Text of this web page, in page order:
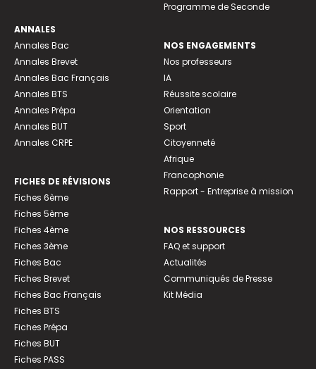
ANNALES
Annales Bac
Annales Brevet
Annales Bac Français
Annales BTS
Annales Prépa
Annales BUT
Annales CRPE
FICHES DE RÉVISIONS
Fiches 6ème
Fiches 5ème
Fiches 4ème
Fiches 3ème
Fiches Bac
Fiches Brevet
Fiches Bac Français
Fiches BTS
Fiches Prépa
Fiches BUT
Fiches PASS
Programme de Seconde
NOS ENGAGEMENTS
Nos professeurs
IA
Réussite scolaire
Orientation
Sport
Citoyenneté
Afrique
Francophonie
Rapport - Entreprise à mission
NOS RESSOURCES
FAQ et support
Actualités
Communiqués de Presse
Kit Média